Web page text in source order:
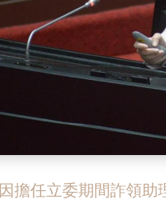
因擔任立委期間詐領助